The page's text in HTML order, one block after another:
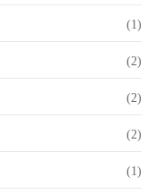
(1)
(2)
(2)
(2)
(1)